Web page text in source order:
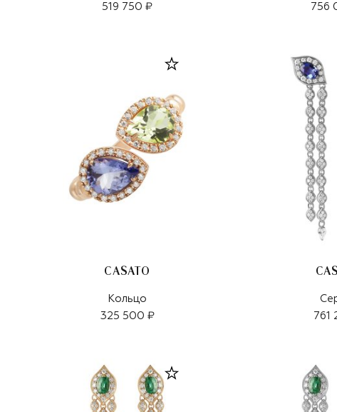
519 750 ₽
756
CASATO
Кольцо
325 500 ₽
761